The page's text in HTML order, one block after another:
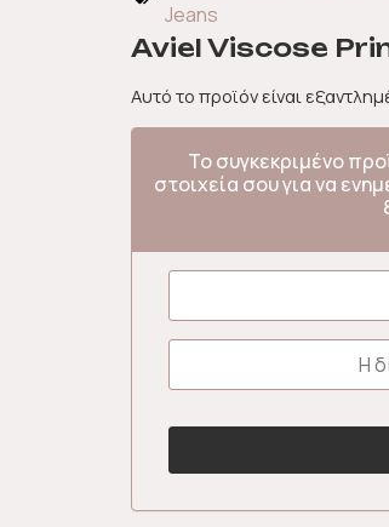
Jeans
Aviel Viscose
Αυτό το προϊόν είναι
Το συγκεκριμένο
στοιχεία σου για να